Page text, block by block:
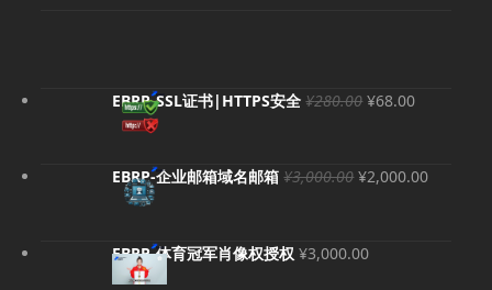
EBRP-SSL证书|HTTPS安全 ¥280.00 原
¥280.00。
¥68.00当
格
EBRP-企业邮箱域名邮箱 ¥3,000.00 原
¥3,000.00。
¥2,000.00当
EBRP-体育冠军肖像权授权 ¥3,000.00